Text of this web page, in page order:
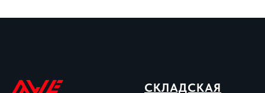
СКЛАДСКАЯ